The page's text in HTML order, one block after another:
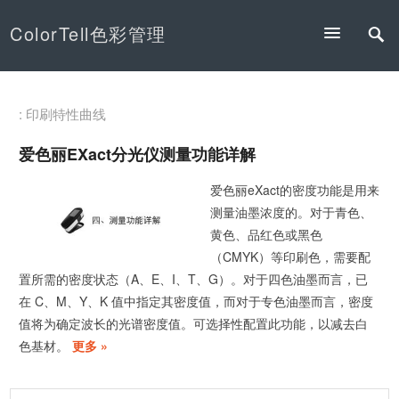
ColorTell色彩管理
: 印刷特性曲线
爱色丽eXact分光仪测量功能详解
爱色丽eXact的密度功能是用来
测量油墨浓度的。对于青色、
黄色、品红色或黑色
（CMYK）等印刷色，需要配
置所需的密度状态（A、E、I、T、G）。对于四色油墨而言，已
在 C、M、Y、K 值中指定其密度值，而对于专色油墨而言，密度
值将为确定波长的光谱密度值。可选择性配置此功能，以减去白
色基材。
更多 »